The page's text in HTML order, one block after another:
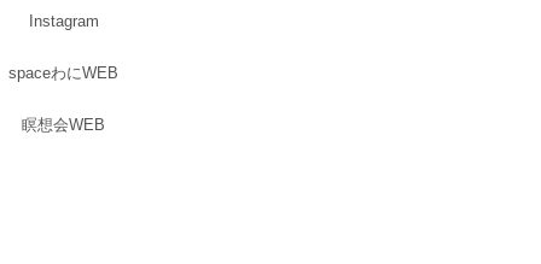
Instagram
spaceわにWEB
瞑想会WEB